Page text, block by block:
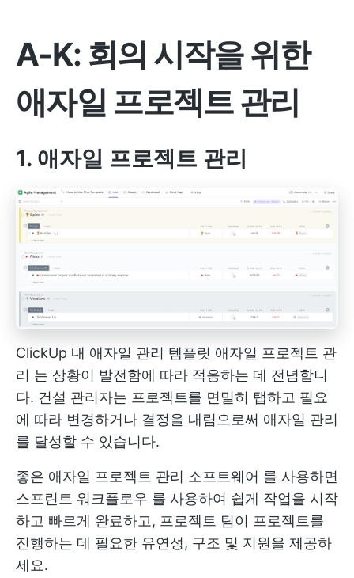
A-K: 회의 시작을 위한
애자일 프로젝트 관리
1. 애자일 프로젝트 관리
ClickUp 내 애자일 관리 템플릿 애자일 프로젝트 관
리 는 상황이 발전함에 따라 적응하는 데 전념합니
다. 건설 관리자는 프로젝트를 면밀히 탭하고 필요
에 따라 변경하거나 결정을 내림으로써 애자일 관리
를 달성할 수 있습니다.
좋은 애자일 프로젝트 관리 소프트웨어 를 사용하면
스프린트 워크플로우 를 사용하여 쉽게 작업을 시작
하고 빠르게 완료하고, 프로젝트 팀이 프로젝트를
진행하는 데 필요한 유연성, 구조 및 지원을 제공하
세요.